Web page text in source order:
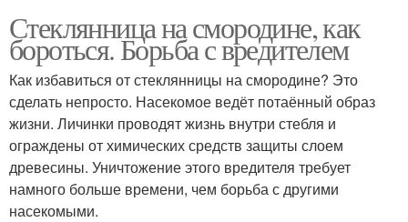
Стеклянница на смородине, как
бороться. Борьба с вредителем
Как избавиться от стеклянницы на смородине? Это
сделать непросто. Насекомое ведёт потаённый образ
жизни. Личинки проводят жизнь внутри стебля и
ограждены от химических средств защиты слоем
древесины. Уничтожение этого вредителя требует
намного больше времени, чем борьба с другими
насекомыми.